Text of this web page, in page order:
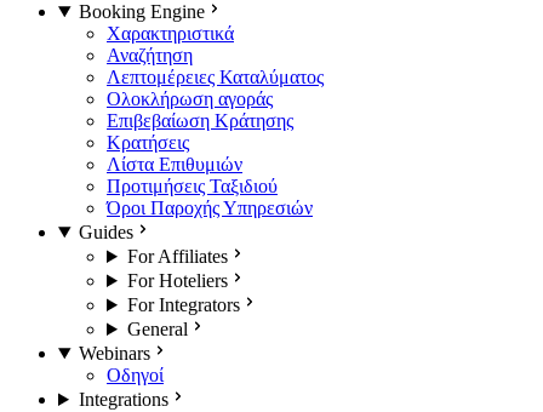
Booking Engine
Χαρακτηριστικά
Αναζήτηση
Λεπτομέρειες Καταλύματος
Ολοκλήρωση αγοράς
Επιβεβαίωση Κράτησης
Κρατήσεις
Λίστα Επιθυμιών
Προτιμήσεις Ταξιδιού
Όροι Παροχής Υπηρεσιών
Guides
For Affiliates
For Hoteliers
For Integrators
General
Webinars
Οδηγοί
Integrations